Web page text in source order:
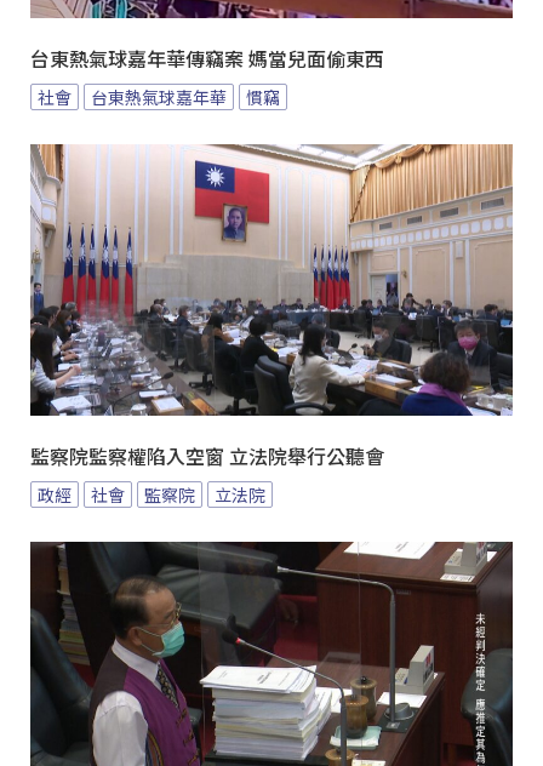
台東熱氣球嘉年華傳竊案 媽當兒面偷東西
社會 台東熱氣球嘉年華 慣竊
監察院監察權陷入空窗 立法院舉行公聽會
政經 社會 監察院 立法院